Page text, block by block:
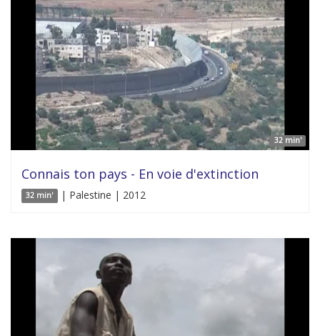
32 min'
Connais ton pays - En voie d'extinction
32 min' | Palestine | 2012